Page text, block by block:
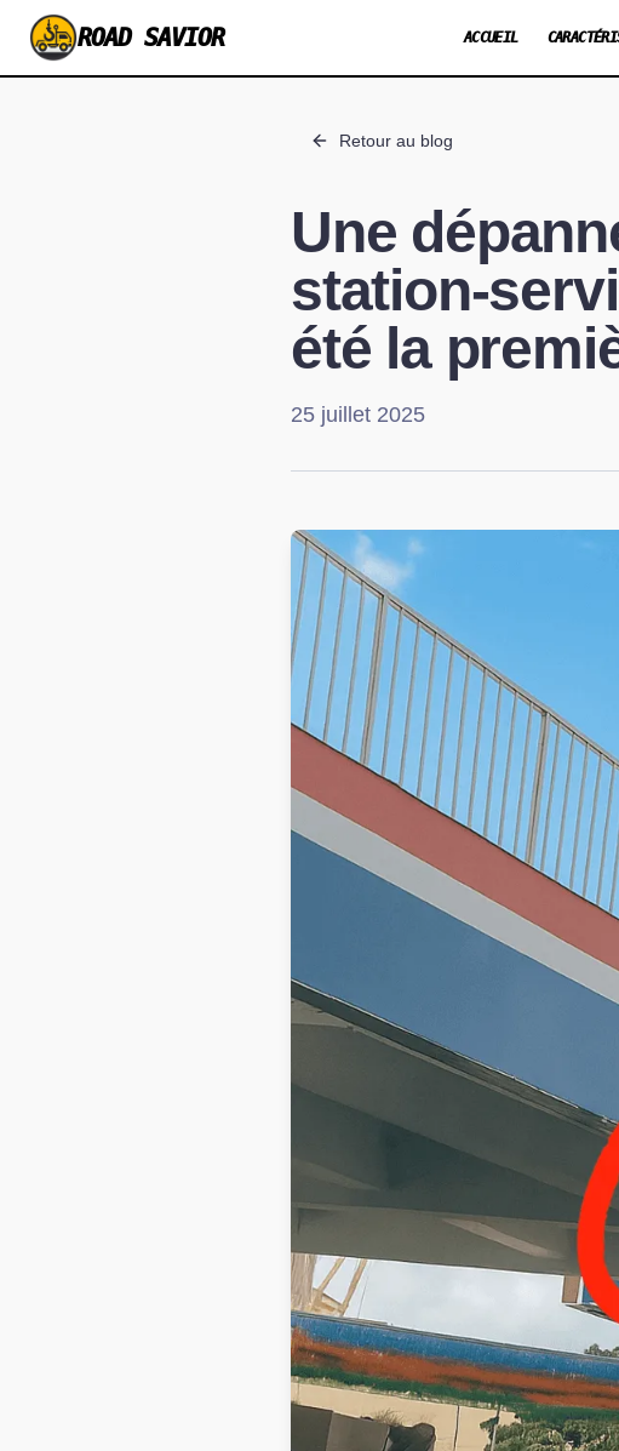
ROAD SAVIOR ACCUEIL
Retour au blog
Une
station-
été la
25 juillet 2025